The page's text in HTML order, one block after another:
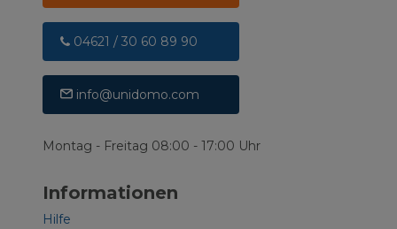
04621 / 30 60 89 90
info@unidomo.com
Montag - Freitag 08:00 - 17:00 Uhr
Informationen
Hilfe